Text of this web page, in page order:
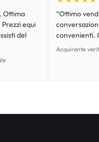
Ottima
equi
del
“Ottimo
convenienti.
Acquirente